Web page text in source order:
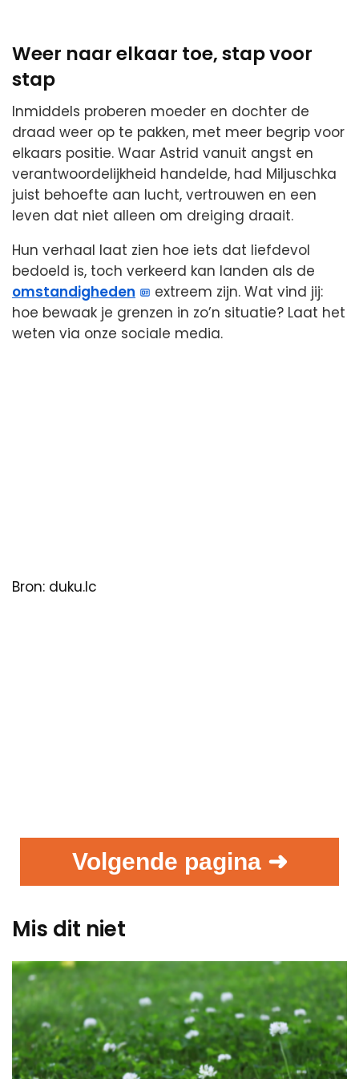
Weer naar elkaar toe, stap voor
stap
Inmiddels proberen moeder en dochter de
draad weer op te pakken, met meer begrip voor
elkaars positie. Waar Astrid vanuit angst en
verantwoordelijkheid handelde, had Miljuschka
juist behoefte aan lucht, vertrouwen en een
leven dat niet alleen om dreiging draait.
Hun verhaal laat zien hoe iets dat liefdevol
bedoeld is, toch verkeerd kan landen als de
omstandigheden
extreem zijn. Wat vind jij:
hoe bewaak je grenzen in zo’n situatie? Laat het
weten via onze sociale media.
Bron: duku.lc
Volgende pagina ➜
Mis dit niet